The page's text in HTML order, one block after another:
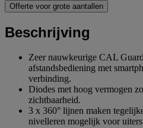
Offerte voor grote aantallen
Beschrijving
Zeer nauwkeurige CAL
afstandsbediening met
verbinding.
Diodes met hoog vermogen
zichtbaarheid.
3 x 360° lijnen maken
nivelleren mogelijk voor